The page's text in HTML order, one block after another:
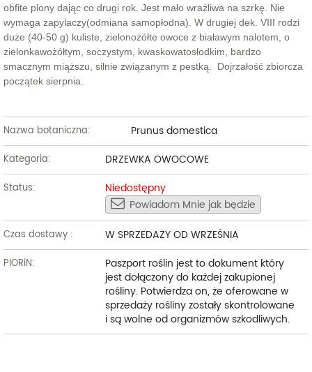
obfite plony dając co drugi rok. Jest mało wrażliwa na szrkę. Nie
wymaga zapylaczy(odmiana samopłodna). W drugiej dek. VIII rodzi
duże (40-50 g) kuliste, zielonożółte owoce z białawym nalotem, o
zielonkawożółtym, soczystym, kwaskowatosłodkim, bardzo
smacznym miąższu, silnie związanym z pestką. Dojrzałość zbiorcza
początek sierpnia.
Nazwa botaniczna: Prunus domestica
Kategoria: DRZEWKA OWOCOWE
Status:
Niedostępny
Powiadom Mnie jak będzie
Czas dostawy : W SPRZEDAŻY OD WRZEŚNIA
PIORiN:
Paszport roślin jest to dokument który
jest dołączony do każdej zakupionej
rośliny. Potwierdza on, że oferowane w
sprzedaży rośliny zostały skontrolowane
i są wolne od organizmów szkodliwych.